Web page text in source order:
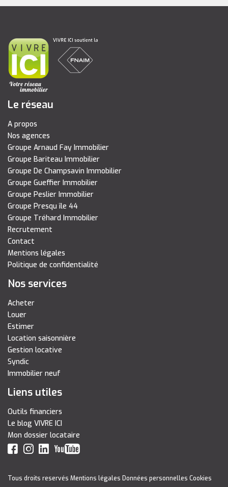
Le réseau
A propos
Nos agences
Groupe Arnaud Fay Immobilier
Groupe Bariteau Immobilier
Groupe De Champsavin Immobilier
Groupe Gueffier Immobilier
Groupe Peslier Immobilier
Groupe Presqu île 44
Groupe Tréhard Immobilier
Recrutement
Contact
Mentions légales
Politique de confidentialité
Nos services
Acheter
Louer
Estimer
Location saisonnière
Gestion locative
Syndic
Immobilier neuf
Liens utiles
Outils financiers
Le blog VIVRE ICI
Mon dossier locataire
Tous droits reservés Mentions légales Données personnelles Cookies